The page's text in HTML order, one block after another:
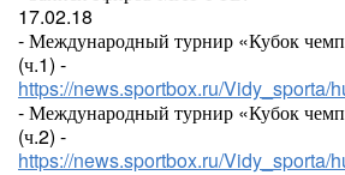
17.02.18
- Международный турнир «Кубок
(ч.1) -
https://news.sportbox.ru/
- Международный турнир «Кубок
(ч.2) -
https://news.sportbox.ru/